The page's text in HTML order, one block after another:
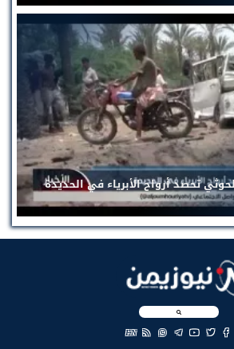
تحصد أرواح الأبرياء في الحديدة
EN